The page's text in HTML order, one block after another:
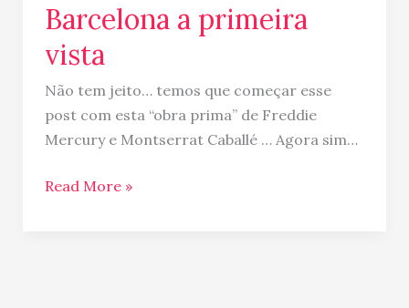
Barcelona a primeira
vista
Não tem jeito… temos que começar esse
post com esta “obra prima” de Freddie
Mercury e Montserrat Caballé … Agora sim…
Read More »